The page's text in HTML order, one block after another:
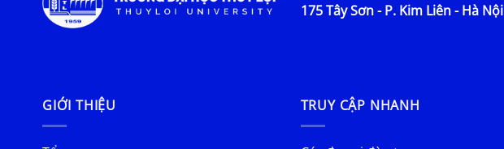
175 Tây Sơn - P. Kim Liên - Hà Nội
GIỚI THIỆU TRUY CẬP NHANH